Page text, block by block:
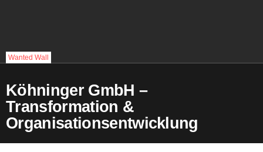
Wanted Wall
Köhninger GmbH –
Transformation &
Organisationsentwicklung